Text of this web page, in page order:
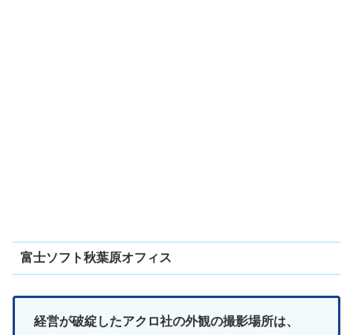
富士ソフト秋葉原オフィス
経営が破綻したアクロ社の外観の撮影場所は、